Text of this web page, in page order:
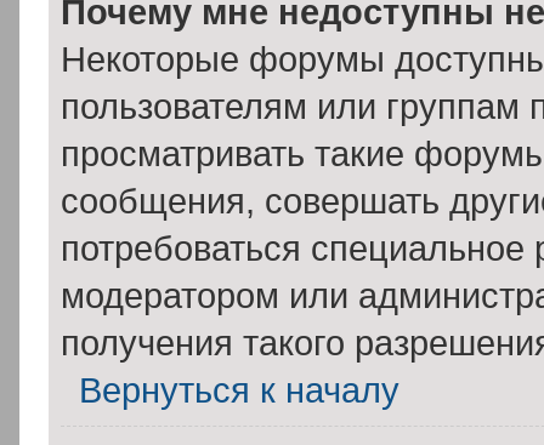
Почему мне недоступны
Некоторые форумы
пользователям или группам
просматривать такие
сообщения, совершать
потребоваться
модератором или
получения такого
Вернуться к началу